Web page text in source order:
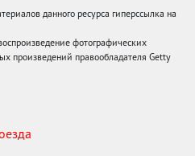
данного ресурса гиперссылка на
фотографических
произведений правообладателя Getty